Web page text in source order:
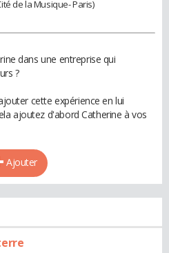
de la Musique- Paris)
dans une entreprise qui
?
cette expérience en lui
ajoutez d'abord Catherine à vos
Ajouter